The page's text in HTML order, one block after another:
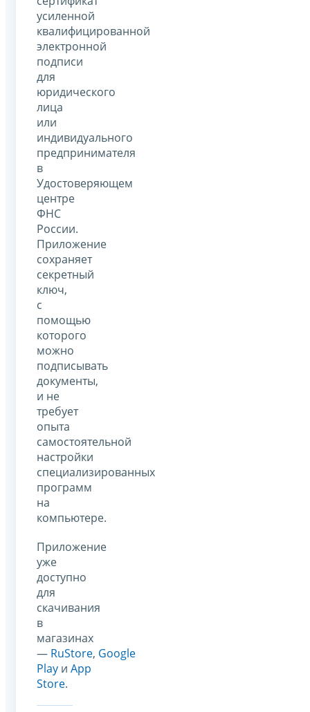
усиленной
квалифицированной
электронной
подписи
для
юридического
лица
или
индивидуального
предпринимателя
в
Удостоверяющем
центре
ФНС
России.
Приложение
сохраняет
секретный
ключ,
с
помощью
которого
можно
подписывать
документы,
и не
требует
опыта
самостоятельной
настройки
специализированных
программ
на
компьютере.
Приложение
уже
доступно
для
скачивания
в
магазинах
— RuStore, Google
Play и App
Store.